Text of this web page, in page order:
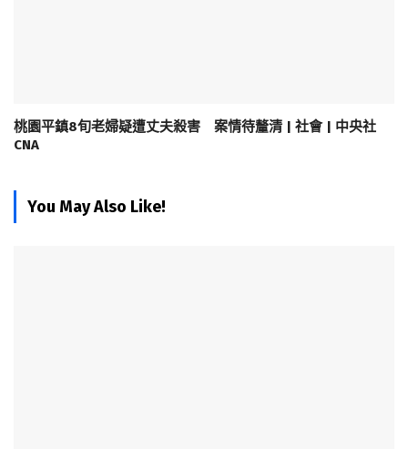
桃園平鎮8旬老婦疑遭丈夫殺害 案情待釐清 | 社會 | 中央社
CNA
You May Also Like!